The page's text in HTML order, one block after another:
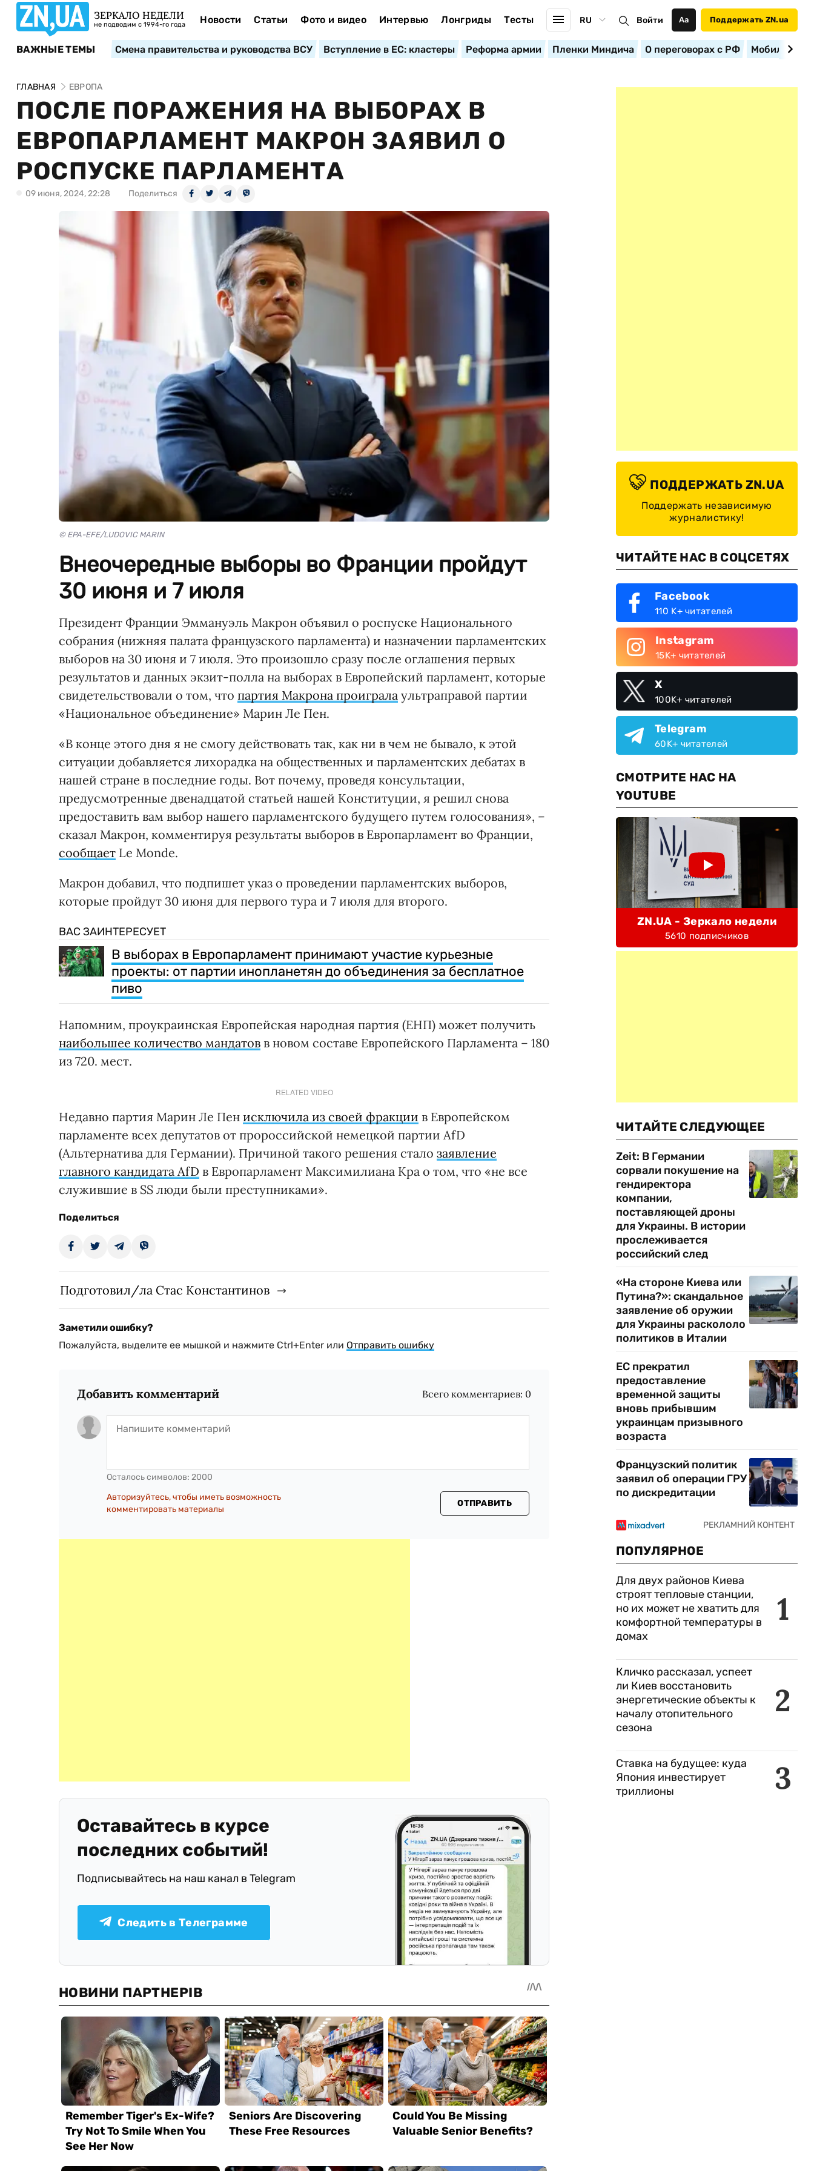
ЗЕРКАЛО НЕДЕЛИ
не подводим с 1994-го года Новости Статьи Фото и видео Интервью Лонгриды Тесты RU Войти Аа Поддержать ZN.ua
ВАЖНЫЕ ТЕМЫ Смена правительства и руководства ВСУ Вступление в ЕС: кластеры Реформа армии Пленки Миндича О переговорах с РФ
ГЛАВНАЯ ЕВРОПА
ПОСЛЕ ПОРАЖЕНИЯ НА ВЫБОРАХ В
ЕВРОПАРЛАМЕНТ МАКРОН ЗАЯВИЛ О
РОСПУСКЕ ПАРЛАМЕНТА
09 июня, 2024, 22:28 Поделиться
© EPA-EFE/LUDOVIC MARIN
Внеочередные выборы во Франции пройдут
30 июня и 7 июля
Президент Франции Эммануэль Макрон объявил о роспуске Национального
собрания (нижняя палата французского парламента) и назначении парламентских
выборов на 30 июня и 7 июля. Это произошло сразу после оглашения первых
результатов и данных экзит-полла на выборах в Европейский парламент, которые
свидетельствовали о том, что партия Макрона проиграла ультраправой партии
«Национальное объединение» Марин Ле Пен.
«В конце этого дня я не смогу действовать так, как ни в чем не бывало, к этой
ситуации добавляется лихорадка на общественных и парламентских дебатах в
нашей стране в последние годы. Вот почему, проведя консультации,
предусмотренные двенадцатой статьей нашей Конституции, я решил снова
предоставить вам выбор нашего парламентского будущего путем голосования», –
сказал Макрон, комментируя результаты выборов в Европарламент во Франции,
сообщает Le Monde.
Макрон добавил, что подпишет указ о проведении парламентских выборов,
которые пройдут 30 июня для первого тура и 7 июля для второго.
ВАС ЗАИНТЕРЕСУЕТ
В выборах в Европарламент принимают участие курьезные
проекты: от партии инопланетян до объединения за бесплатное
пиво
Напомним, проукраинская Европейская народная партия (ЕНП) может получить
наибольшее количество мандатов в новом составе Европейского Парламента – 180
из 720. мест.
RELATED VIDEO
Недавно партия Марин Ле Пен исключила из своей фракции в Европейском
парламенте всех депутатов от пророссийской немецкой партии AfD
(Альтернатива для Германии). Причиной такого решения стало заявление
главного кандидата AfD в Европарламент Максимилиана Кра о том, что «не все
служившие в SS люди были преступниками».
Поделиться
Подготовил/ла Стас Константинов
Заметили ошибку?
Пожалуйста, выделите ее мышкой и нажмите Ctrl+Enter или Отправить ошибку
Добавить комментарий Всего комментариев: 0
Осталось символов: 2000
Авторизуйтесь, чтобы иметь возможность
комментировать материалы
ОТПРАВИТЬ
Оставайтесь в курсе
последних событий!
Подписывайтесь на наш канал в Telegram
Следить в Телеграмме
ПОДДЕРЖАТЬ ZN.UA
Поддержать независимую
журналистику!
ЧИТАЙТЕ НАС В СОЦСЕТЯХ
Facebook
110 K+ читателей
Instagram
15K+ читателей
X
100K+ читателей
Telegram
60K+ читателей
СМОТРИТЕ НАС НА
YOUTUBE
ZN.UA - Зеркало недели
5610 подписчиков
ЧИТАЙТЕ СЛЕДУЮЩЕЕ
Zeit: В Германии
сорвали покушение на
гендиректора
компании,
поставляющей дроны
для Украины. В истории
прослеживается
российский след
«На стороне Киева или
Путина?»: скандальное
заявление об оружии
для Украины раскололо
политиков в Италии
ЕС прекратил
предоставление
временной защиты
вновь прибывшим
украинцам призывного
возраста
Французский политик
заявил об операции ГРУ
по дискредитации
ПОПУЛЯРНОЕ
1
Для двух районов Киева
строят тепловые станции,
но их может не хватить для
комфортной температуры в
домах
2
Кличко рассказал, успеет
ли Киев восстановить
энергетические объекты к
началу отопительного
сезона
3
Ставка на будущее: куда
Япония инвестирует
триллионы